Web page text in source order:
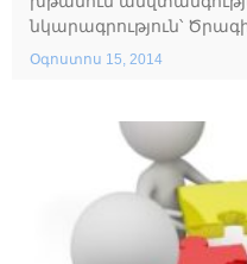
Օգոստոս 15, 2014
նկարագրություն՝